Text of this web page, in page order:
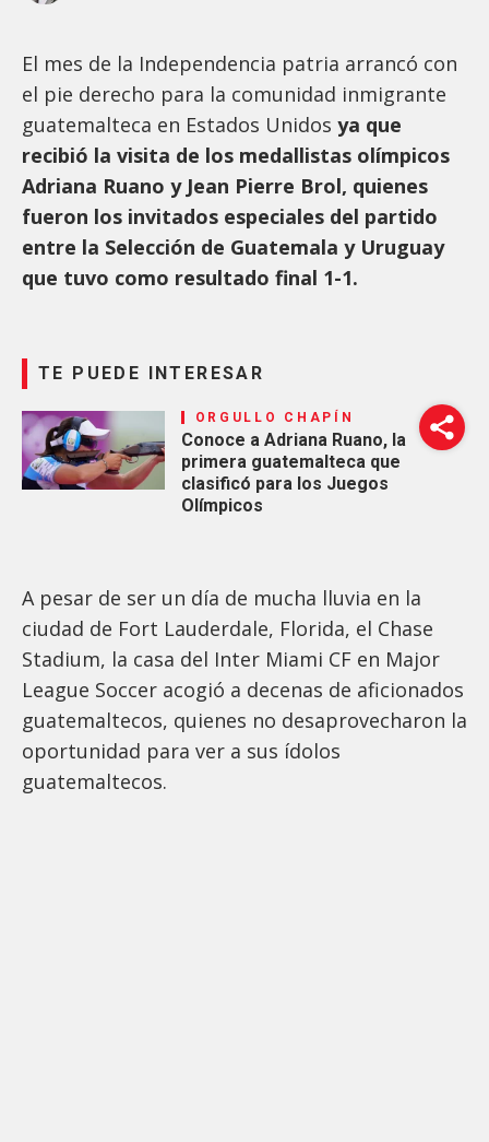
El mes de la Independencia patria arrancó con
el pie derecho para la comunidad inmigrante
guatemalteca en Estados Unidos ya que
recibió la visita de los medallistas olímpicos
Adriana Ruano y Jean Pierre Brol, quienes
fueron los invitados especiales del partido
entre la Selección de Guatemala y Uruguay
que tuvo como resultado final 1-1.
TE PUEDE INTERESAR
ORGULLO CHAPÍN
Conoce a Adriana Ruano, la
primera guatemalteca que
clasificó para los Juegos
Olímpicos
A pesar de ser un día de mucha lluvia en la
ciudad de Fort Lauderdale, Florida, el Chase
Stadium, la casa del Inter Miami CF en Major
League Soccer acogió a decenas de aficionados
guatemaltecos, quienes no desaprovecharon la
oportunidad para ver a sus ídolos
guatemaltecos.